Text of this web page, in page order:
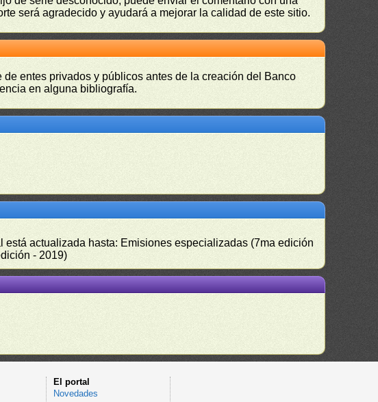
será agradecido y ayudará a mejorar la calidad de este sitio.
entes privados y públicos antes de la creación del Banco
en alguna bibliografía.
actualizada hasta: Emisiones especializadas (7ma edición
- 2019)
El portal
Novedades